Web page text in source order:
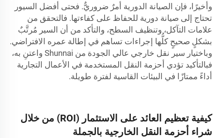
وأخيرًا، فإن الصيانة الدورية أمرٌ ضروريٌّ. فحتى أفضل السيور
تحتاج إلى صيانة دورية للحفاظ على كفاءتها. فالتحقق من
علامات التآكل، وتنظيف السطح، والتأكد من أن السير مُرتَّبٌ
بشكلٍ صحيحٍ كلُّها إجراءات تساهم في إطالة عمره الافتراضي.
وباختيار سير نقل خارجي عالي الجودة من Shunnai واعتنِ به،
فبالتأكيد تؤدي أحزمة النقل المستخدمة في الأعمال التجارية
أداءً ممتازًا في البيئات القاسية لفترة طويلة.
كيفية تعظيم العائد على الاستثمار (ROI) من خلال
شراء أحزمة النقل الخارجية بالجملة